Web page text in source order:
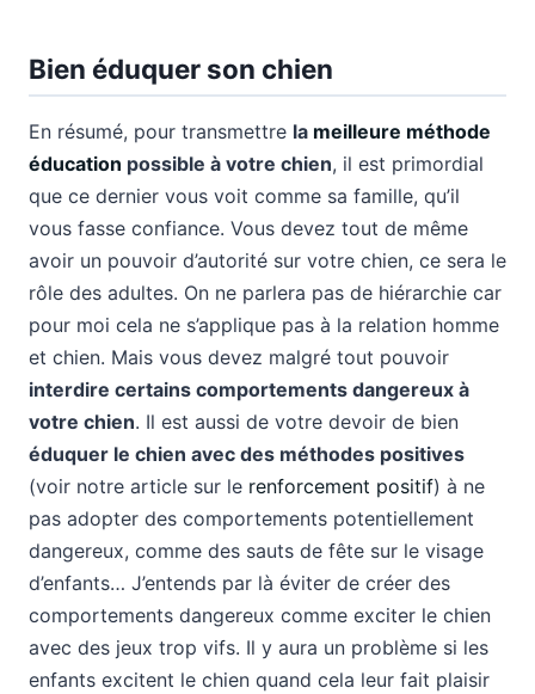
Bien éduquer son chien
En résumé, pour transmettre la meilleure méthode
éducation possible à votre chien, il est primordial
que ce dernier vous voit comme sa famille, qu’il
vous fasse confiance. Vous devez tout de même
avoir un pouvoir d’autorité sur votre chien, ce sera le
rôle des adultes. On ne parlera pas de hiérarchie car
pour moi cela ne s’applique pas à la relation homme
et chien. Mais vous devez malgré tout pouvoir
interdire certains comportements dangereux à
votre chien. Il est aussi de votre devoir de bien
éduquer le chien avec des méthodes positives
(voir notre article sur le renforcement positif) à ne
pas adopter des comportements potentiellement
dangereux, comme des sauts de fête sur le visage
d’enfants… J’entends par là éviter de créer des
comportements dangereux comme exciter le chien
avec des jeux trop vifs. Il y aura un problème si les
enfants excitent le chien quand cela leur fait plaisir